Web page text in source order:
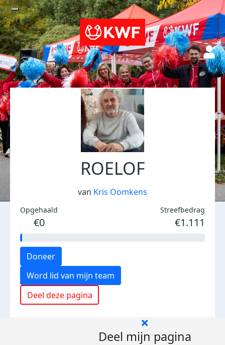
ROELOF
van Kris Oomkens
Opgehaald
€0
Streefbedrag
€1.111
Doneer
Word lid van mijn team
Deel deze pagina
Deel mijn pagina